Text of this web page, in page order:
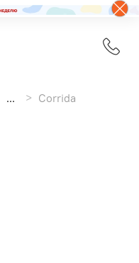
... Corrida